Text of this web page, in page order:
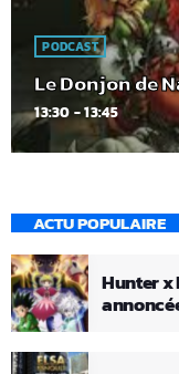
PODCAST
Le Donjon de
13:30 - 13:45
ACTU POPULAIRE
Hunter x